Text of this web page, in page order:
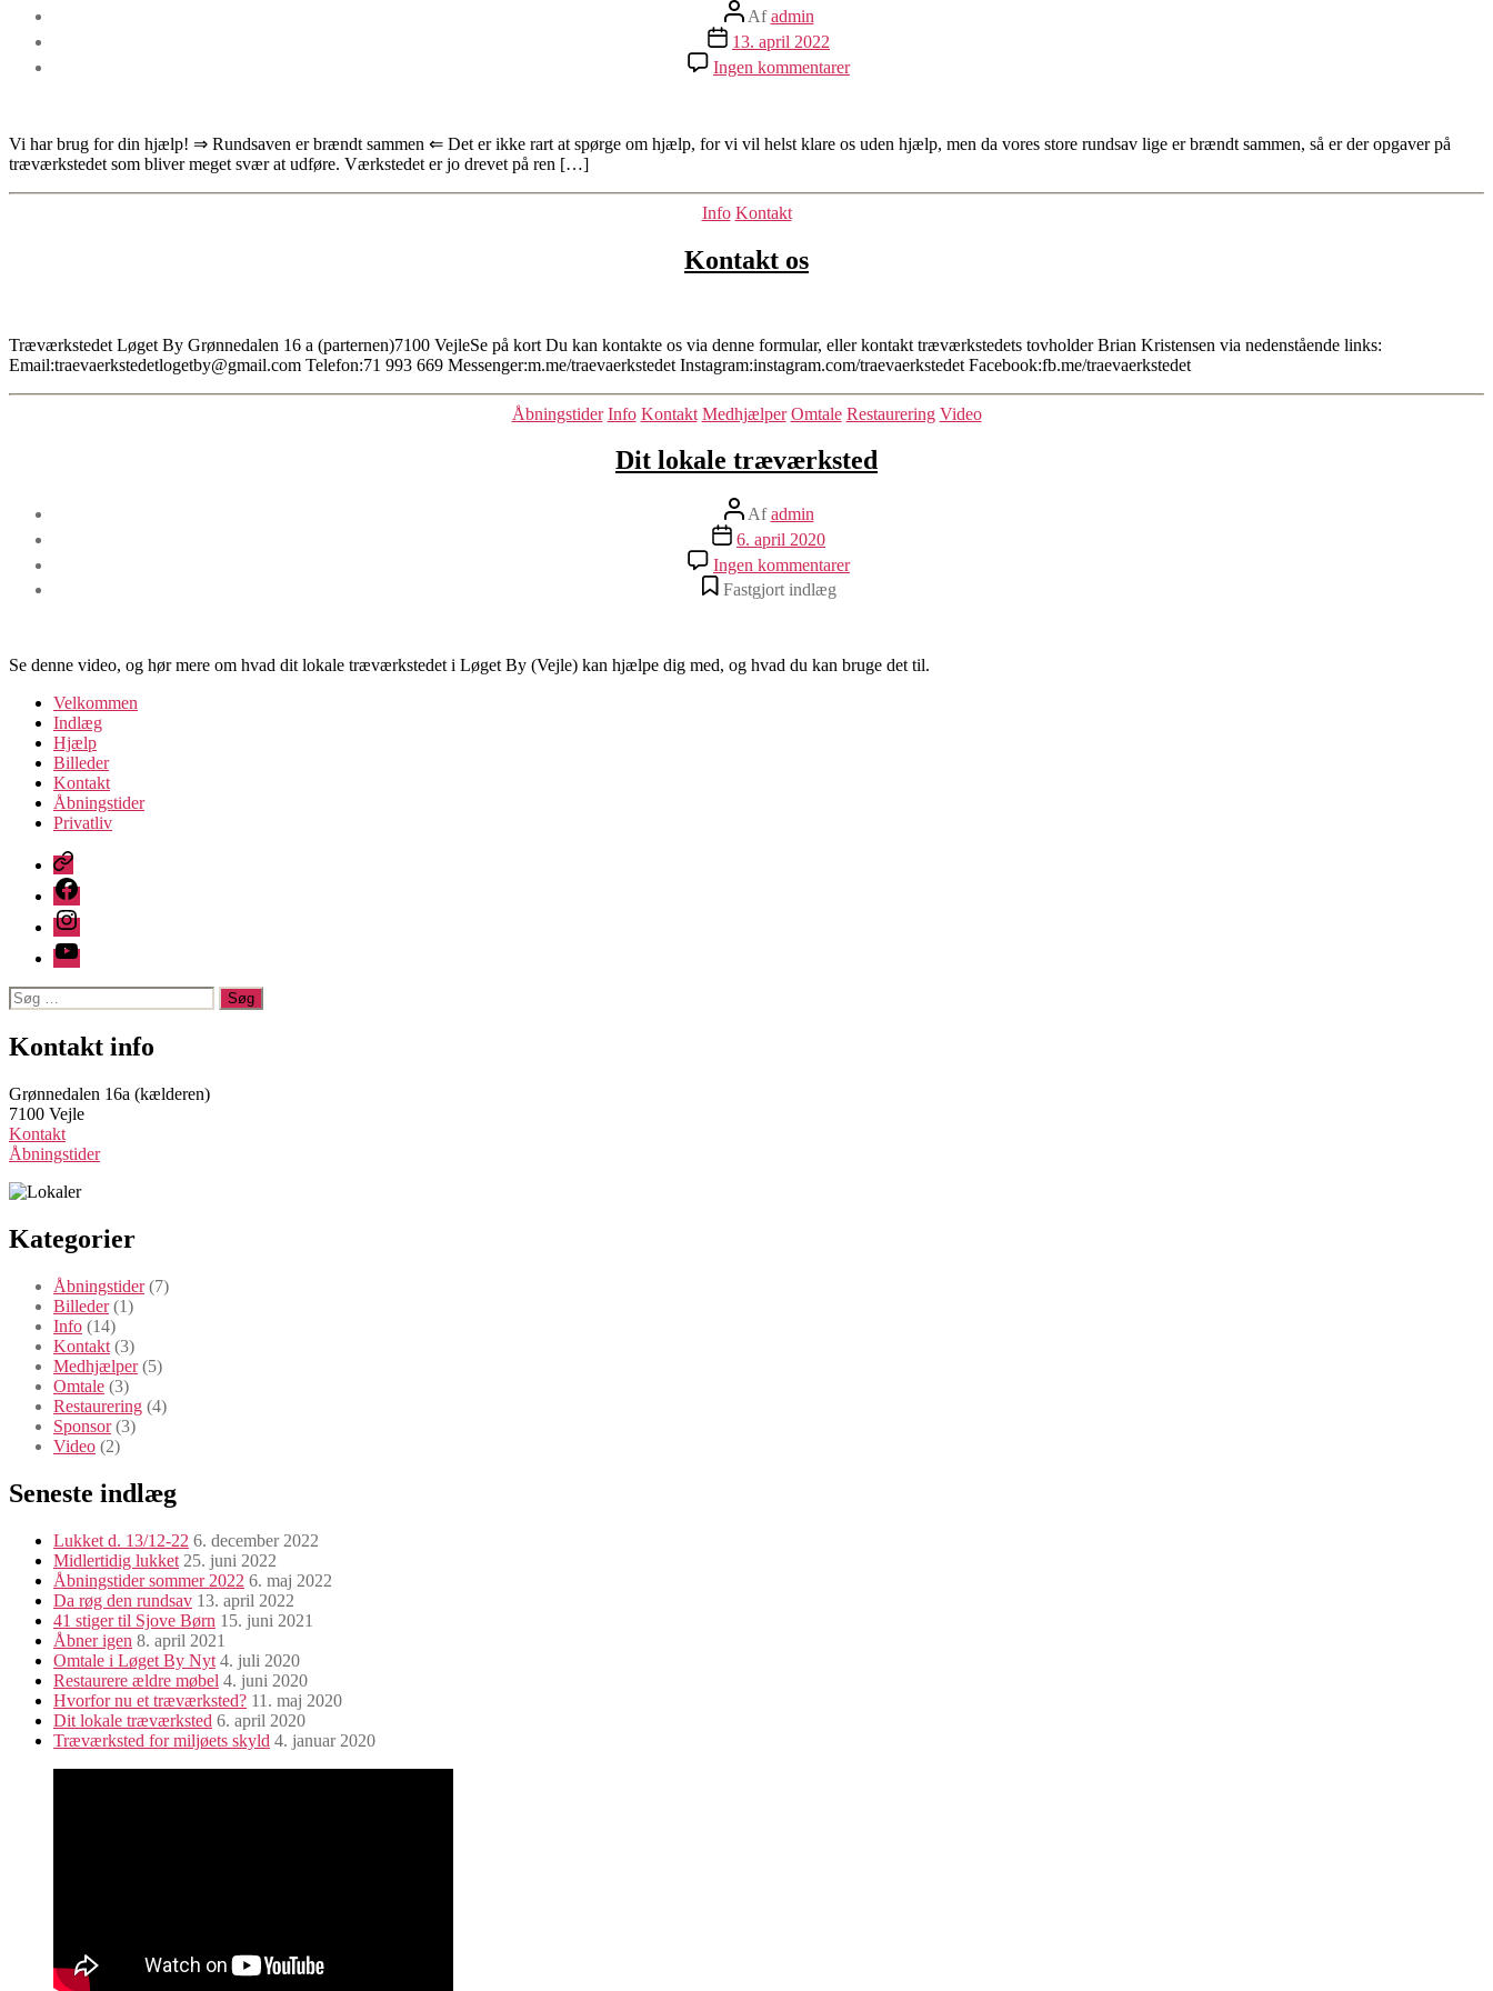
Indlægsforfatter
Afadmin
Indlægsdato
13. april 2022
Ingen kommentarertil
Da
rundsav
Vi har brug for din hjælp! ⇒ Rundsaven er brændt sammen ⇐ Det er ikke rart at spørge om hjælp, for vi vil helst klare os uden hjælp, men da vores store rundsav lige er brændt sammen, så er der opgaver på
træværkstedet som bliver meget svær at udføre. Værkstedet er jo drevet på ren […]
Kategorier
Info Kontakt
Kontakt os
Træværkstedet Løget By Grønnedalen 16 a (parternen)7100 VejleSe på kort Du kan kontakte os via denne formular, eller kontakt træværkstedets tovholder Brian Kristensen via nedenstående links:
Email:traevaerkstedetlogetby@gmail.com Telefon:71 993 669 Messenger:m.me/traevaerkstedet Instagram:instagram.com/traevaerkstedet Facebook:fb.me/traevaerkstedet
Kategorier
Åbningstider Info Kontakt Medhjælper Omtale Restaurering Video
Dit lokale træværksted
Indlægsforfatter
Afadmin
Indlægsdato
6. april 2020
Ingen kommentarertil
Dit
Fastgjort indlæg
Se denne video, og hør mere om hvad dit lokale træværkstedet i Løget By (Vejle) kan hjælpe dig med, og hvad du kan bruge det til.
Velkommen
Indlæg
Hjælp
Billeder
Kontakt
Åbningstider
Privatliv
FB
Messenger
Facebook
Instagram
YouTube
Søg
efter:
Kontakt info
Grønnedalen 16a (kælderen)
7100 Vejle
Kontakt
Åbningstider
Kategorier
Åbningstider(7)
Billeder(1)
Info (14)
Kontakt (3)
Medhjælper(5)
Omtale (3)
Restaurering (4)
Sponsor(3)
Video (2)
Seneste indlæg
Lukket d. 13/12-22 6. december 2022
Midlertidig lukket 25. juni 2022
Åbningstider sommer 2022 6. maj 2022
Da røg den rundsav 13. april 2022
41 stiger til Sjove Børn 15. juni 2021
Åbner igen 8. april 2021
Omtale i Løget By Nyt 4. juli 2020
Restaurere ældre møbel 4. juni 2020
Hvorfor nu et træværksted? 11. maj 2020
Dit lokale træværksted 6. april 2020
Træværksted for miljøets skyld 4. januar 2020